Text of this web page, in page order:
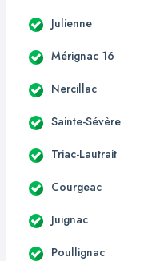
Julienne
Mérignac 16
Nercillac
Sainte-Sévère
Triac-Lautrait
Courgeac
Juignac
Poullignac